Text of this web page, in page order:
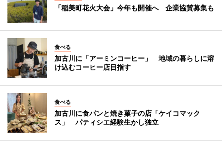
「稲美町花火大会」今年も開催へ 企業協賛募集も
食べる
加古川に「アーミンコーヒー」 地域の暮らしに溶
け込むコーヒー店目指す
食べる
加古川に食パンと焼き菓子の店「ケイコマック
ス」 パティシエ経験生かし独立